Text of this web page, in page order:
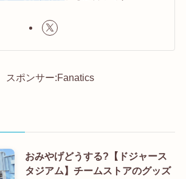
スポンサー:Fanatics
おみやげどうする?【ドジャース
タジアム】チームストアのグッズ